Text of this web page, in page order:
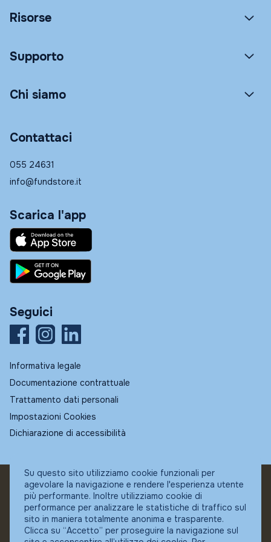
Risorse
Supporto
Chi siamo
Contattaci
055 24631
info@fundstore.it
Scarica l'app
Seguici
Informativa legale
Documentazione contrattuale
Trattamento dati personali
Impostazioni Cookies
Dichiarazione di accessibilità
© Fundstore
Collocatore autorizzato:
Banca Ifigest SpA
P.Iva: 04337180485
Su questo sito utilizziamo cookie funzionali per
agevolare la navigazione e rendere l'esperienza utente
più performante. Inoltre utilizziamo cookie di
performance per analizzare le statistiche di traffico sul
sito in maniera totalmente anonima e trasparente.
Clicca su “Accetto” per proseguire la navigazione sul